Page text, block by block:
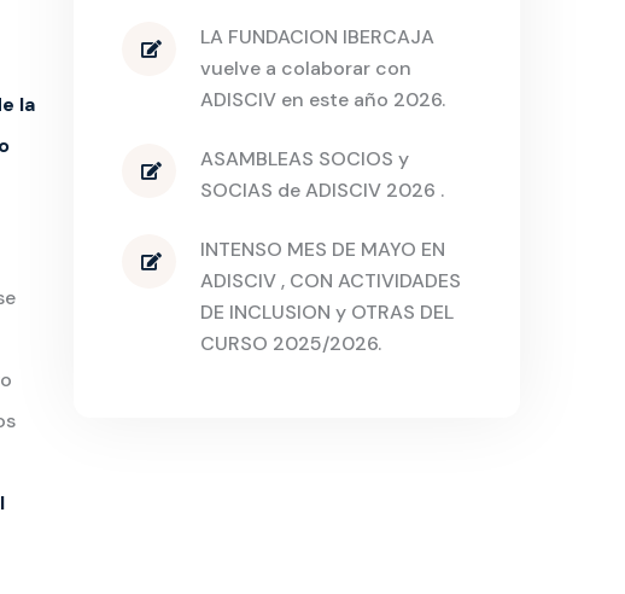
la
LA FUNDACION IBERCAJA
vuelve a colaborar con
ADISCIV en este año 2026.
ASAMBLEAS SOCIOS y
SOCIAS de ADISCIV 2026 .
INTENSO MES DE MAYO EN
ADISCIV , CON ACTIVIDADES
DE INCLUSION y OTRAS DEL
CURSO 2025/2026.